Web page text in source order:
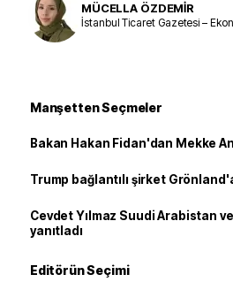
MÜCELLA ÖZDEMİR
İstanbul Ticaret Gazetesi –
Manşetten Seçmeler
Bakan Hakan Fidan'dan Mekke
Trump bağlantılı şirket
Cevdet Yılmaz Suudi Arabistan
yanıtladı
Editörün Seçimi